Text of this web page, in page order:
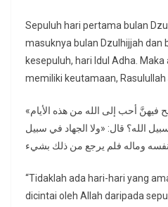
Sepuluh hari pertama bulan
masuknya bulan Dzulhijjah dan
kesepuluh, hari Idul Adha.
«ما من أيام العمل الصالح فيهنَّ أحب إلى الله من هذه الأيام
الله؟ قال: «ولا الجهاد في سبيل
“Tidaklah ada hari-hari yang
dicintai oleh Allah daripada